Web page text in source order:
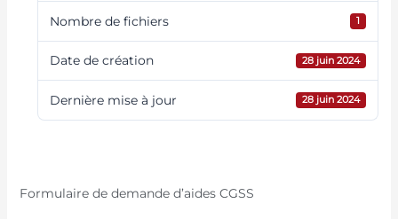
Nombre de fichiers 1
Date de création 28 juin 2024
Dernière mise à jour 28 juin 2024
Formulaire de demande d’aides CGSS